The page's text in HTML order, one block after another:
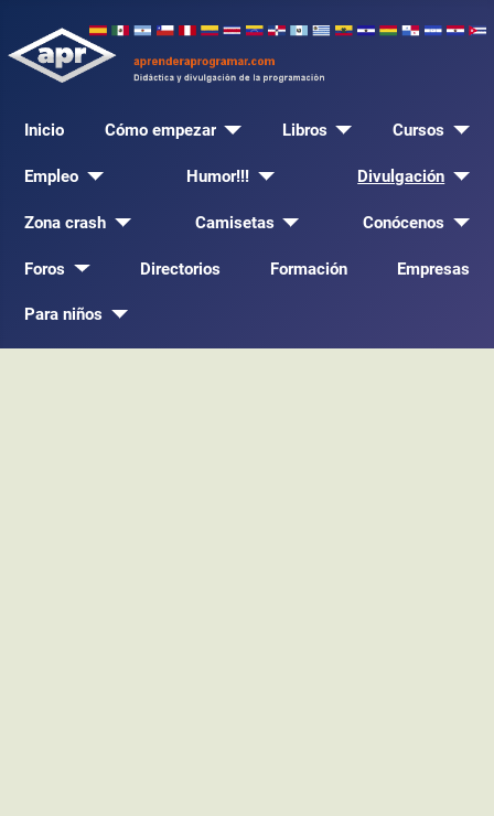
Inicio Cómo empezar Libros Cursos
Empleo Humor!!! Divulgación
Zona crash Camisetas Conócenos
Foros Directorios Formación Empresas
Para niños